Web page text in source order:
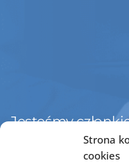
Strona
cookies